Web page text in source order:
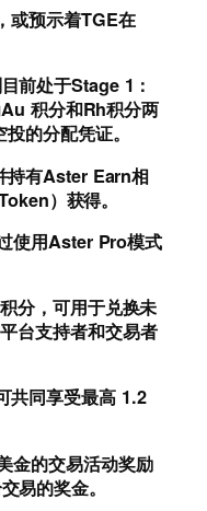
或预示着TGE在
前处于Stage 1：
积分和Rh积分两
的分配凭证。
持有Aster Earn相
）获得。
使用Aster Pro模式
分，可用于兑换未
台支持者和交易者
共同享受最高 1.2
金的交易活动奖励
易的奖金。